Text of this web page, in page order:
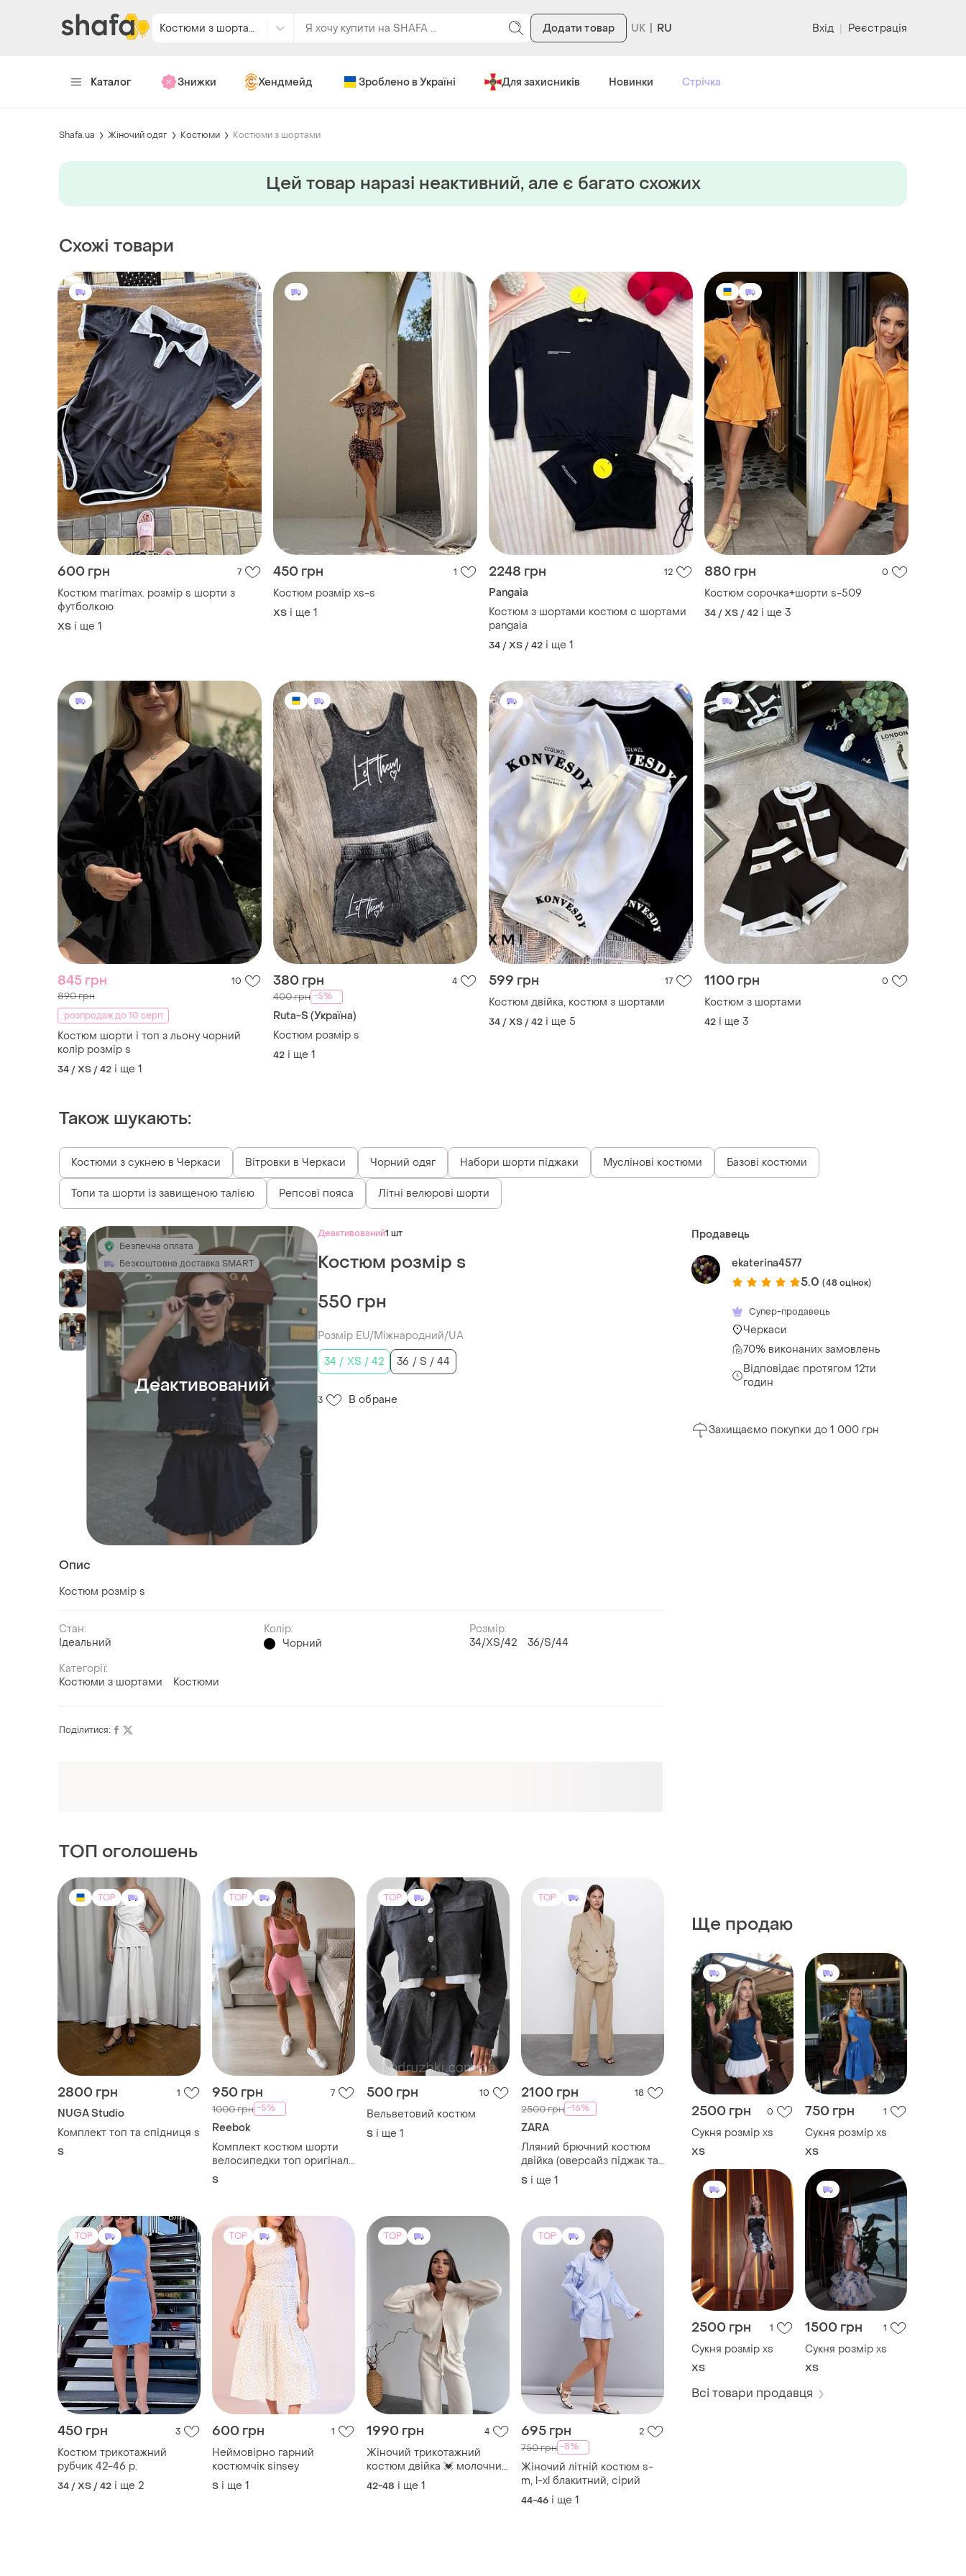
Костюми з шортами Додати товар RU Вхід | Реєстрація
Каталог Знижки Хендмейд Зроблено в Україні Для захисників Новинки Стрічка
Shafa.ua Жіночий одяг Костюми Костюми з шортами
Цей товар наразi неактивний, але є багато схожих
Схожі товари
600 грн 7
Костюм marimax. розмір s шорти з
футболкою
ХS і ще 1
450 грн 1
Костюм розмір xs-s
ХS і ще 1
2248 грн 12
Pangaia
Костюм з шортами костюм с шортами
pangaia
34 / XS / 42 і ще 1
880 грн 0
Костюм сорочка+шорти s-509
34 / XS / 42 і ще 3
845 грн 10
890 грн
розпродаж до 10 серп
Костюм шорти і топ з льону чорний
колір розмір s
34 / XS / 42 і ще 1
380 грн 4
400 грн -5%
Ruta-S (Україна)
Костюм розмір s
42 і ще 1
599 грн 17
Костюм двійка, костюм з шортами
34 / XS / 42 і ще 5
1100 грн 0
Костюм з шортами
42 і ще 3
Також шукають:
Костюми з сукнею в Черкаси Вітровки в Черкаси Чорний одяг Набори шорти піджаки Муслінові костюми Базові костюми
Топи та шорти із завищеною талією Репсові пояса Літні велюрові шорти
Безпечна оплата
Безкоштовна доставка SMART
Деактивований
Деактивований1 шт
Костюм розмір s
550 грн
Розмір EU/Міжнародний/UA
34 / XS / 42
36 / S / 44
3 В обране
Опис
Костюм розмір s
Стан:
Ідеальний
Колір:
Чорний
Розмір:
34/XS/42
36/S/44
Категорії:
Костюми з шортами
Костюми
Продавець
ekaterina4577
5.0 (48 оцінок)
Супер-продавець
Черкаси
70% виконаних замовлень
Відповідає протягом 12ти
годин
Захищаємо покупки до 1 000 грн
Ще продаю
2500 грн 0
Сукня розмір xs
ХS
750 грн 1
Сукня розмір xs
ХS
2500 грн 1
Сукня розмір xs
ХS
1500 грн 1
Сукня розмір xs
ХS
Всі товари продавця
Поділитися:
ТОП оголошень
TOP
2800 грн 1
NUGA Studio
Комплект топ та спідниця s
S
TOP
950 грн 7
1000 грн -5%
Reebok
Комплект костюм шорти
велосипедки топ оригінал
reebok
S
TOP
500 грн 10
Вельветовий костюм
S і ще 1
TOP
2100 грн 18
2500 грн -16%
ZARA
Лляний брючний костюм
двійка (оверсайз піджак та
штани )
S і ще 1
TOP
450 грн 3
Костюм трикотажний
рубчик 42-46 р.
34 / XS / 42 і ще 2
TOP
600 грн 1
Неймовірно гарний
костюмчік sinsey
S і ще 1
TOP
1990 грн 4
Жіночий трикотажний
костюм двійка 💓 молочний
трикотажний костюм на
щодень 💓
42-48 і ще 1
TOP
695 грн 2
750 грн -8%
Жіночий літній костюм s-
m, l-xl блакитний, сірий
44-46 і ще 1